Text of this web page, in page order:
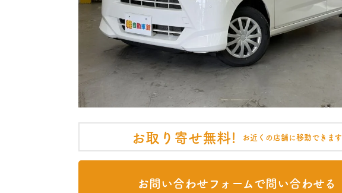
お取り寄せ無料! お近くの店舗に移動できます
お問い合わせフォームで問い合わせる